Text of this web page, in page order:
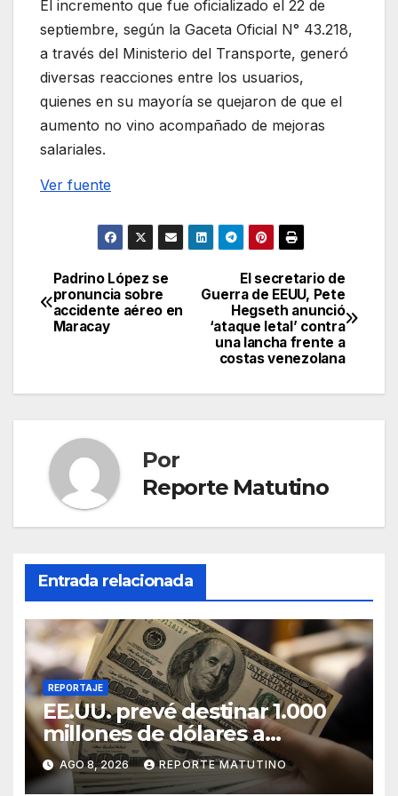
El incremento que fue oficializado el 22 de
septiembre, según la Gaceta Oficial N° 43.218,
a través del Ministerio del Transporte, generó
diversas reacciones entre los usuarios,
quienes en su mayoría se quejaron de que el
aumento no vino acompañado de mejoras
salariales.
Ver fuente
Navegación
de
El secretario de
Guerra de EEUU, Pete
Hegseth anunció
‘ataque letal’ contra
una lancha frente a
costas venezolana
Padrino López se
pronuncia sobre
accidente aéreo en
Maracay
Por
Reporte Matutino
Entrada relacionada
REPORTAJE
EE.UU. prevé destinar 1.000
millones de dólares a
Colombia para un paquete de
seguridad
AGO 8, 2026 REPORTE MATUTINO